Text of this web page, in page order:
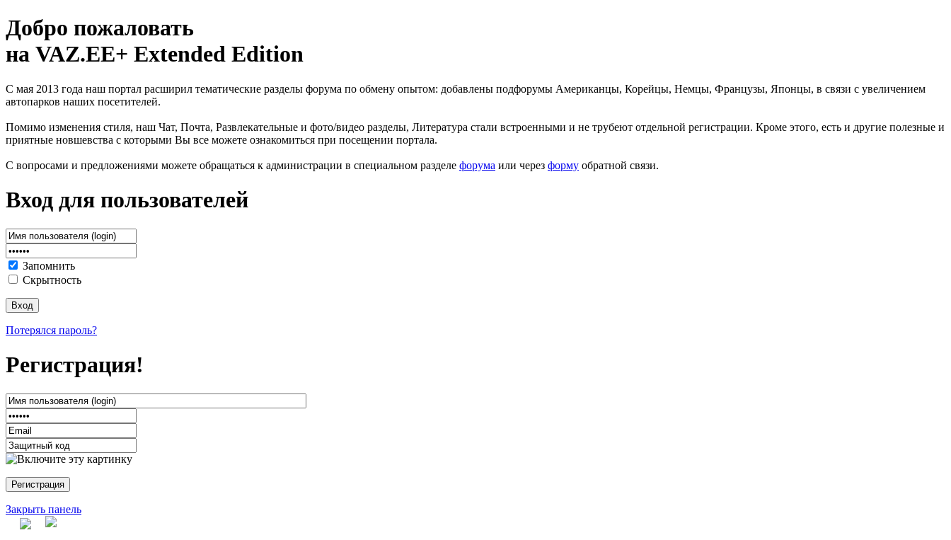
Добро пожаловать
на VAZ.EE+ Extended Edition
С мая 2013 года наш портал расширил тематические разделы форума по обмену опытом: добавлены подфорумы Американцы, Корейцы, Немцы, Французы, Японцы, в связи с увеличением
автопарков наших посетителей.
Помимо изменения стиля, наш Чат, Почта, Развлекательные и фото/видео разделы, Литература стали встроенными и не трубеют отдельной регистрации. Кроме этого, есть и другие полезные и
приятные новшевства с которыми Вы все можете ознакомиться при посещении портала.
С вопросами и предложениями можете обращаться к администрации в специальном разделе форума или через форму обратной связи.
Вход для пользователей
Запомнить
Скрытность
Потерялся пароль?
Регистрация!
Закрыть панель